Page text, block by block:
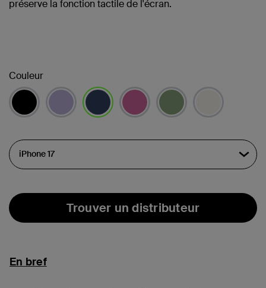
préserve la fonction tactile de l'écran.
Couleur
Trouver un distributeur
En bref